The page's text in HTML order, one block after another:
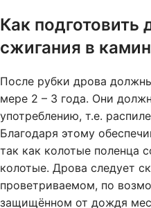
Как подготовить
сжигания в
После рубки дрова
мере 2 – 3 года. Они
употреблению, т.е.
Благодаря этому
так как колотые поленца
колотые. Дрова следует
проветриваемом, по
защищённом от дождя